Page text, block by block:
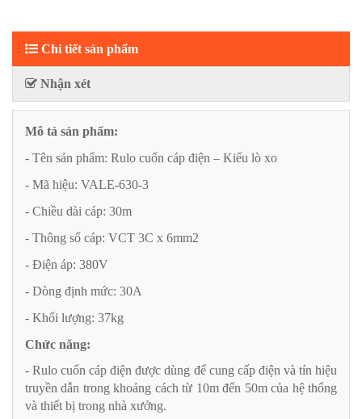
Chi tiết sản phẩm
Nhận xét
Mô tả sản phẩm:
- Tên sản phẩm: Rulo cuốn cáp điện – Kiểu lò xo
- Mã hiệu: VALE-630-3
- Chiều dài cáp: 30m
- Thông số cáp: VCT 3C x 6mm2
- Điện áp: 380V
- Dòng định mức: 30A
- Khối lượng: 37kg
Chức năng:
- Rulo cuốn cáp điện được dùng để cung cấp điện và tín hiệu
truyền dẫn trong khoảng cách từ 10m đến 50m của hệ thống
và thiết bị trong nhà xưởng.